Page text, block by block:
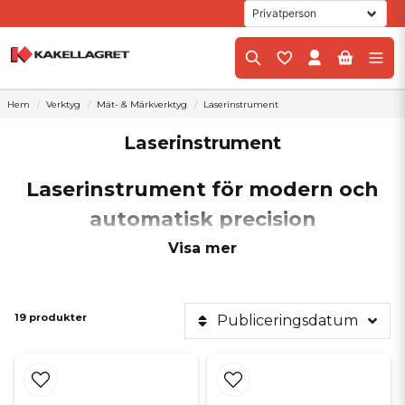
Hem Verktyg Mät- & Märkverktyg Laserinstrument
Laserinstrument
Laserinstrument för modern och
automatisk precision
När du vill ta din precision till nästa nivå och arbeta både snabbare
utrymme för mänskliga felmarginaler. Med ett högkvalitativt
laserinstrument projiceras knivskarpa referenslinjer direkt på väggar,
första raden kakel i ett badrum, förvandlar lasern komplicerade
Visa mer
19 produkter Publiceringsdatum